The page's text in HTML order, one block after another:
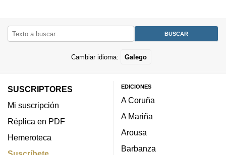
Cambiar idioma: Galego
SUSCRIPTORES
Mi suscripción
Réplica en PDF
Hemeroteca
EDICIONES
A Coruña
A Mariña
Arousa
Barbanza